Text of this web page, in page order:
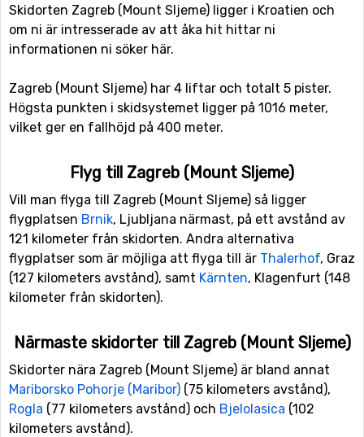
Skidorten Zagreb (Mount Sljeme) ligger i Kroatien och
om ni är intresserade av att åka hit hittar ni
informationen ni söker här.
Zagreb (Mount Sljeme) har 4 liftar och totalt 5 pister.
Högsta punkten i skidsystemet ligger på 1016 meter,
vilket ger en fallhöjd på 400 meter.
Flyg till Zagreb (Mount Sljeme)
Vill man flyga till Zagreb (Mount Sljeme) så ligger
flygplatsen Brnik, Ljubljana närmast, på ett avstånd av
121 kilometer från skidorten. Andra alternativa
flygplatser som är möjliga att flyga till är Thalerhof, Graz
(127 kilometers avstånd), samt Kärnten, Klagenfurt (148
kilometer från skidorten).
Närmaste skidorter till Zagreb (Mount Sljeme)
Skidorter nära Zagreb (Mount Sljeme) är bland annat
Mariborsko Pohorje (Maribor) (75 kilometers avstånd),
Rogla (77 kilometers avstånd) och Bjelolasica (102
kilometers avstånd).